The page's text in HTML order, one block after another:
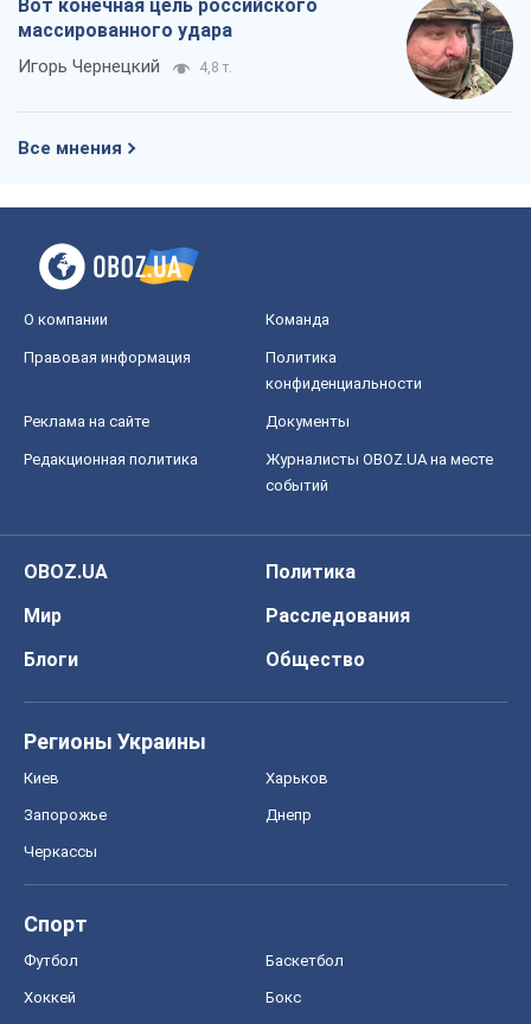
Вот конечная цель российского
массированного удара
Игорь Чернецкий 4,8 т.
Все мнения
О компании Команда
Правовая информация
Политика
конфиденциальности
Реклама на сайте Документы
Редакционная политика
Журналисты OBOZ.UA на месте
событий
OBOZ.UA
Политика
Мир
Расследования
Блоги
Общество
Регионы Украины
Киев Харьков
Запорожье Днепр
Черкассы
Спорт
Футбол Баскетбол
Хоккей Бокс